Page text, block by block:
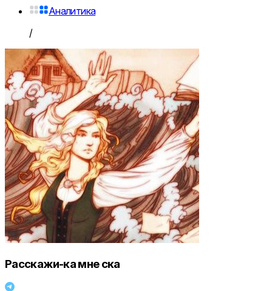
Аналитика
/
Расскажи-ка мне ска